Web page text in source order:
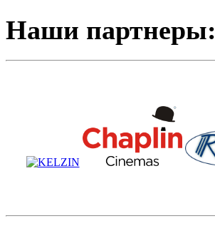
Наши партнеры: